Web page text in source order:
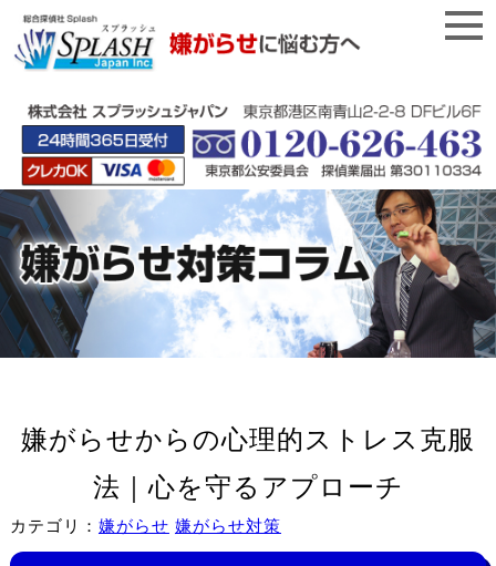
嫌がらせからの心理的ストレス克服
法｜心を守るアプローチ
カテゴリ： 嫌がらせ 嫌がらせ対策